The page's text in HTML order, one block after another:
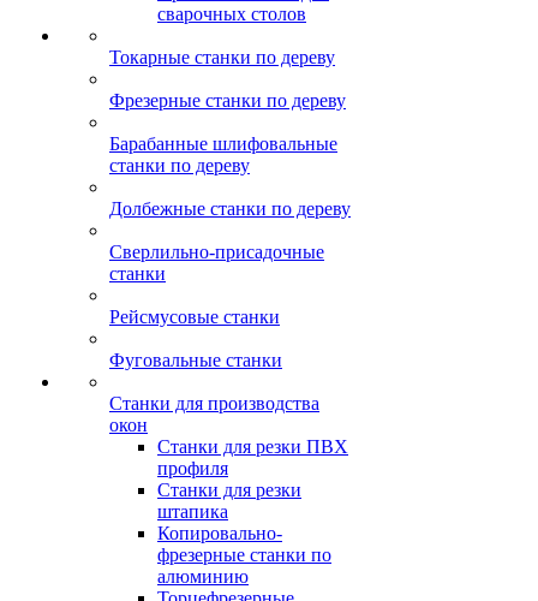
сварочных столов
Токарные станки по дереву
Фрезерные станки по дереву
Барабанные шлифовальные
станки по дереву
Долбежные станки по дереву
Сверлильно-присадочные
станки
Рейсмусовые станки
Фуговальные станки
Станки для производства
окон
Станки для резки ПВХ
профиля
Станки для резки
штапика
Копировально-
фрезерные станки по
алюминию